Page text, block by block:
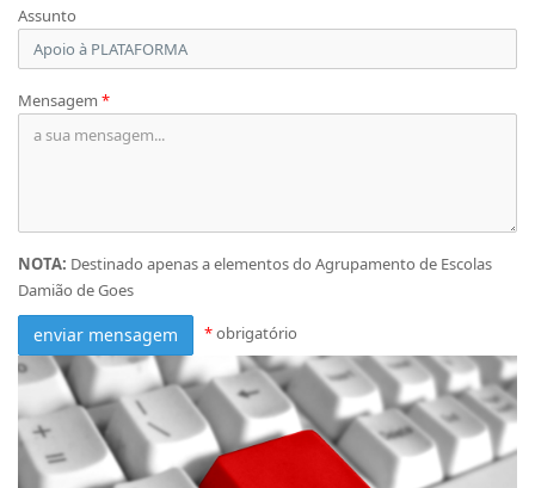
Assunto
Mensagem *
NOTA: Destinado apenas a elementos do Agrupamento de Escolas
Damião de Goes
enviar mensagem *obrigatório